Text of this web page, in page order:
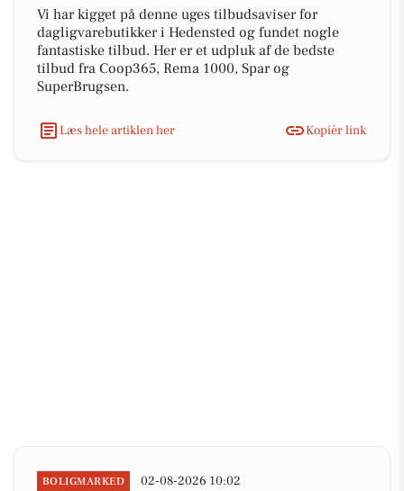
Vi har kigget på denne uges tilbudsaviser for
dagligvarebutikker i Hedensted og fundet nogle
fantastiske tilbud. Her er et udpluk af de bedste
tilbud fra Coop365, Rema 1000, Spar og
SuperBrugsen.
Læs hele artiklen her Kopiér link
BOLIGMARKED 02-08-2026 10:02